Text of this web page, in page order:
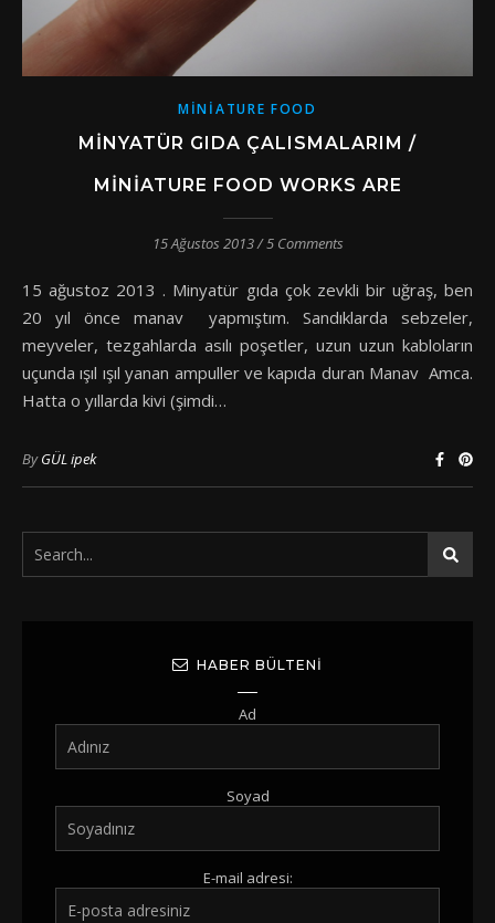
MINIATURE FOOD
MINYATÜR GIDA ÇALISMALARIM /
MINIATURE FOOD WORKS ARE
15 Ağustos 2013/5 Comments
15 ağustoz 2013 . Minyatür gıda çok zevkli bir uğraş, ben
20 yıl önce manav yapmıştım. Sandıklarda sebzeler,
meyveler, tezgahlarda asılı poşetler, uzun uzun kabloların
uçunda ışıl ışıl yanan ampuller ve kapıda duran Manav Amca.
Hatta o yıllarda kivi (şimdi…
ByGÜL ipek
HABER BÜLTENI
Ad
Soyad
E-mail adresi: